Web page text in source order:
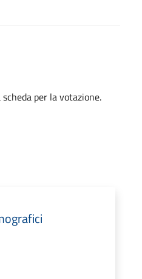
per la votazione.